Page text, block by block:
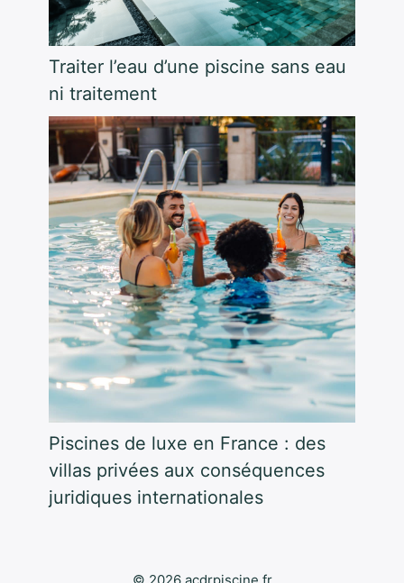
Traiter l’eau d’une piscine sans eau
ni traitement
Piscines de luxe en France : des
villas privées aux conséquences
juridiques internationales
© 2026 acdrpiscine.fr